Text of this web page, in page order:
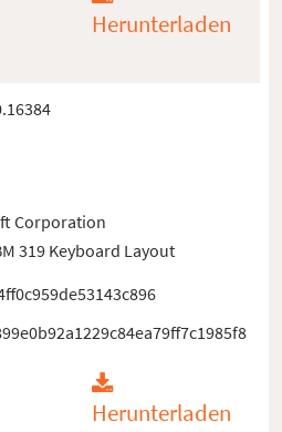
Herunterladen
Corporation
319 Keyboard Layout
Herunterladen